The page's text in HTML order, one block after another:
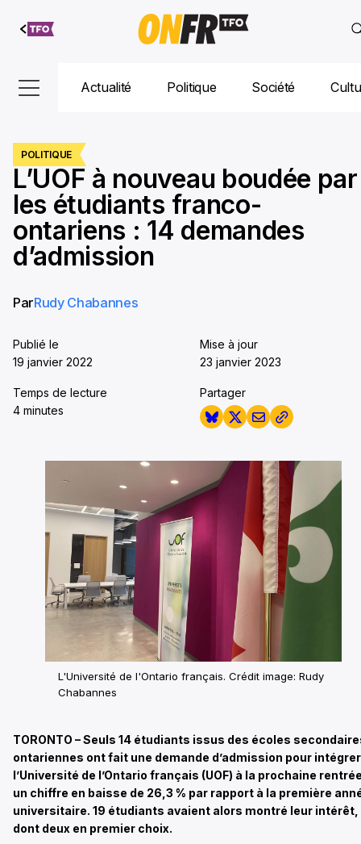
Aller au
contenu
Actualité Politique Société
POLITIQUE
L’UOF à nouveau boudée par
les étudiants franco-
ontariens : 14 demandes
d’admission
ParRudy Chabannes
Publié le
19 janvier 2022
Mise à jour
23 janvier 2023
Temps de lecture
4 minutes
Partager
L'Université de l'Ontario français. Crédit image: Rudy
Chabannes
TORONTO – Seuls 14 étudiants issus des écoles
ontariennes ont fait une demande d’admission pour intégrer
l’Université de l’Ontario français (UOF) à la prochaine
un chiffre en baisse de 26,3 % par rapport à la première
universitaire. 19 étudiants avaient alors montré leur intérêt,
dont deux en premier choix.